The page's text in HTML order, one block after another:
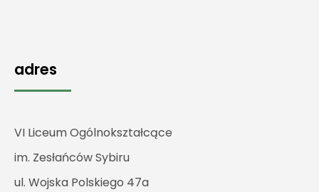
adres
VI Liceum Ogólnokształcące
im. Zesłańców Sybiru
ul. Wojska Polskiego 47a